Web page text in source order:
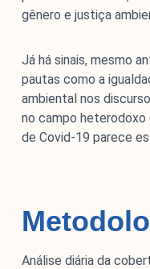
gênero e justiça
Já há sinais, mesmo
pautas como a
ambiental nos
no campo heterodoxo
de Covid-19 parece
Análise diária da